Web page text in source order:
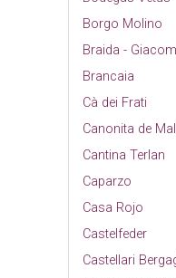
Borgo Molino
Braida -
Brancaia
Cà dei Frati
Canonita de
Cantina Terlan
Caparzo
Casa Rojo
Castelfeder
Castellari